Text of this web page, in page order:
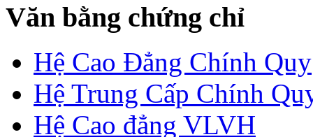
Văn bằng chứng chỉ
Hệ Cao Đẳng Chính Quy
Hệ Trung Cấp Chính
Hệ Cao đẳng VLVH